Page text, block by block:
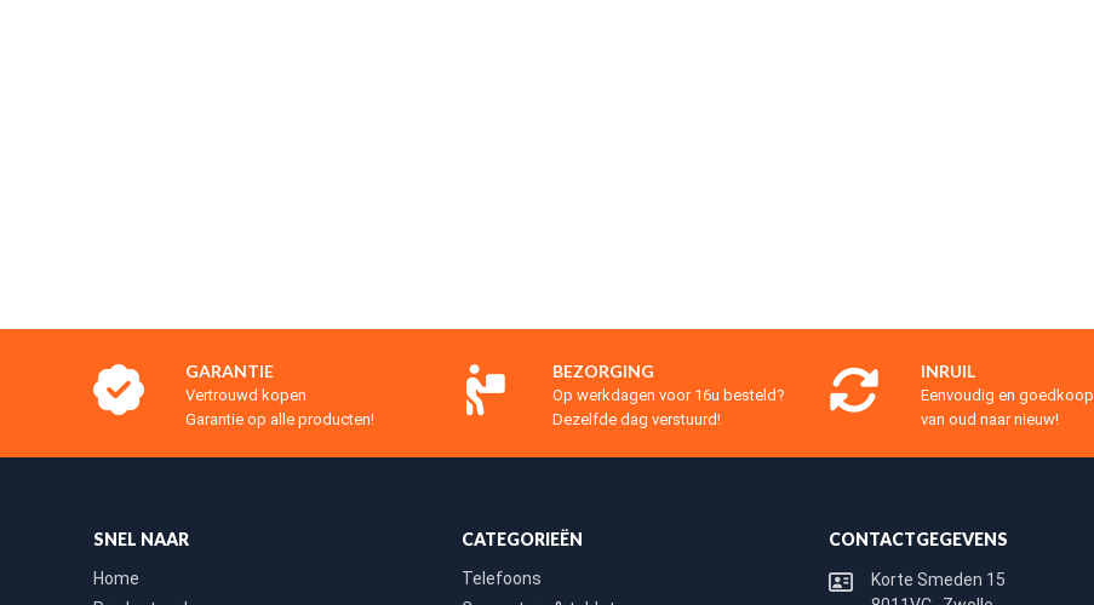
GARANTIE
Vertrouwd kopen
Garantie op alle producten!
BEZORGING
Op werkdagen voor 16u besteld?
Dezelfde dag verstuurd!
INRUIL
Eenvoudig en goedkoop
van oud naar nieuw!
SNEL NAAR
Home
CATEGORIEËN
Telefoons
CONTACTGEGEVENS
Korte Smeden 15